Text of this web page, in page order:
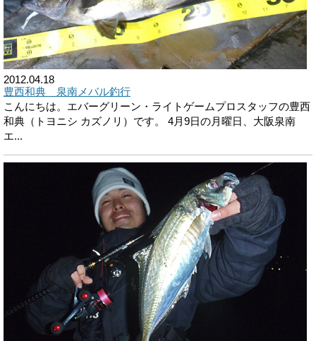
2012.04.18
豊西和典 泉南メバル釣行
こんにちは。エバーグリーン・ライトゲームプロスタッフの豊西
和典（トヨニシ カズノリ）です。 4月9日の月曜日、大阪泉南
エ...